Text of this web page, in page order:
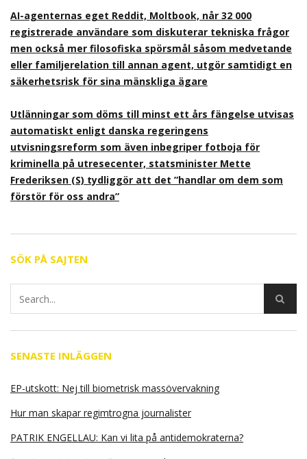
AI-agenternas eget Reddit, Moltbook, når 32 000
registrerade användare som diskuterar tekniska frågor
men också mer filosofiska spörsmål såsom medvetande
eller familjerelation till annan agent, utgör samtidigt en
säkerhetsrisk för sina mänskliga ägare
Utlänningar som döms till minst ett års fängelse utvisas
automatiskt enligt danska regeringens
utvisningsreform som även inbegriper fotboja för
kriminella på utresecenter, statsminister Mette
Frederiksen (S) tydliggör att det ”handlar om dem som
förstör för oss andra”
SÖK PÅ SAJTEN
SENASTE INLÄGGEN
EP-utskott: Nej till biometrisk massövervakning
Hur man skapar regimtrogna journalister
PATRIK ENGELLAU: Kan vi lita på antidemokraterna?